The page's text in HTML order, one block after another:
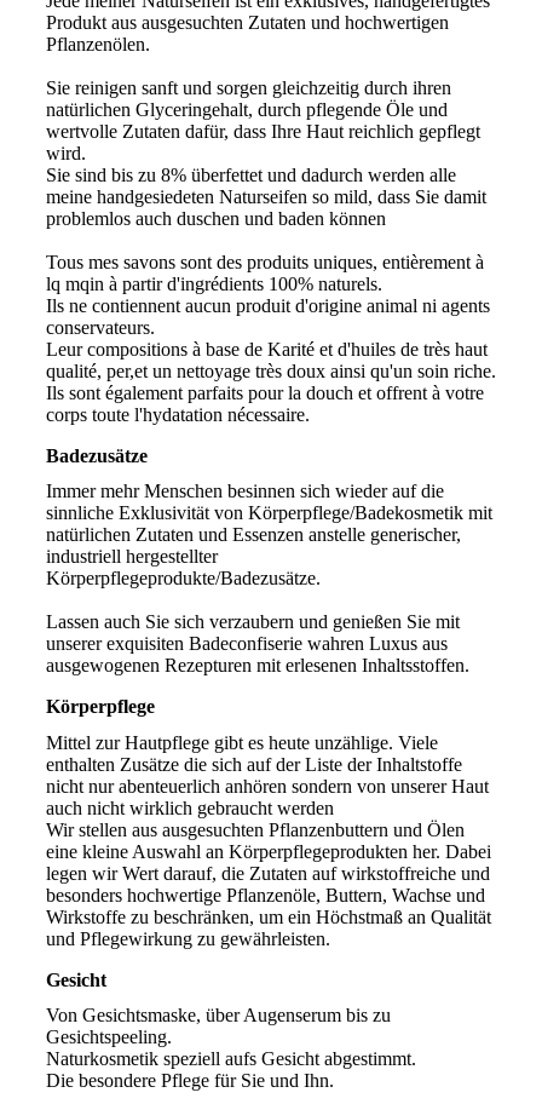
Produkt aus ausgesuchten Zutaten und hochwertigen
Pflanzenölen.
Sie reinigen sanft und sorgen gleichzeitig durch ihren
natürlichen Glyceringehalt, durch pflegende Öle und
wertvolle Zutaten dafür, dass Ihre Haut reichlich gepflegt
wird.
Sie sind bis zu 8% überfettet und dadurch werden alle
meine handgesiedeten Naturseifen so mild, dass Sie damit
problemlos auch duschen und baden können
Tous mes savons sont des produits uniques, entièrement à
lq mqin à partir d'ingrédients 100% naturels.
Ils ne contiennent aucun produit d'origine animal ni agents
conservateurs.
Leur compositions à base de Karité et d'huiles de très haut
qualité, per,et un nettoyage très doux ainsi qu'un soin riche.
Ils sont également parfaits pour la douch et offrent à votre
corps toute l'hydatation nécessaire.
Badezusätze
Immer mehr Menschen besinnen sich wieder auf die
sinnliche Exklusivität von Körperpflege/Badekosmetik mit
natürlichen Zutaten und Essenzen anstelle generischer,
industriell hergestellter
Körperpflegeprodukte/Badezusätze.
Lassen auch Sie sich verzaubern und genießen Sie mit
unserer exquisiten Badeconfiserie wahren Luxus aus
ausgewogenen Rezepturen mit erlesenen Inhaltsstoffen.
Körperpflege
Mittel zur Hautpflege gibt es heute unzählige. Viele
enthalten Zusätze die sich auf der Liste der Inhaltstoffe
nicht nur abenteuerlich anhören sondern von unserer Haut
auch nicht wirklich gebraucht werden
Wir stellen aus ausgesuchten Pflanzenbuttern und Ölen
eine kleine Auswahl an Körperpflegeprodukten her. Dabei
legen wir Wert darauf, die Zutaten auf wirkstoffreiche und
besonders hochwertige Pflanzenöle, Buttern, Wachse und
Wirkstoffe zu beschränken, um ein Höchstmaß an Qualität
und Pflegewirkung zu gewährleisten.
Gesicht
Von Gesichtsmaske, über Augenserum bis zu
Gesichtspeeling.
Naturkosmetik speziell aufs Gesicht abgestimmt.